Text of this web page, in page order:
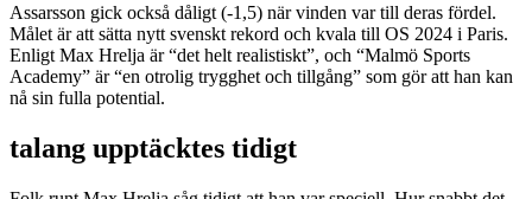
Assarsson gick också dåligt (-1,5) när vinden var till deras fördel.
Målet är att sätta nytt svenskt rekord och kvala till OS 2024 i Paris.
Enligt Max Hrelja är “det helt realistiskt”, och “Malmö Sports
Academy” är “en otrolig trygghet och tillgång” som gör att han kan
nå sin fulla potential.
talang upptäcktes tidigt